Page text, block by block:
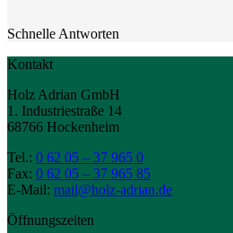
Schnelle Antworten
Kontakt
Holz Adrian GmbH
1. Industriestraße 14
68766 Hockenheim
Tel.: 0 62 05 – 37 965 0
Fax: 0 62 05 – 37 965 85
E-Mail: mail@holz-adrian.de
Öffnungszeiten